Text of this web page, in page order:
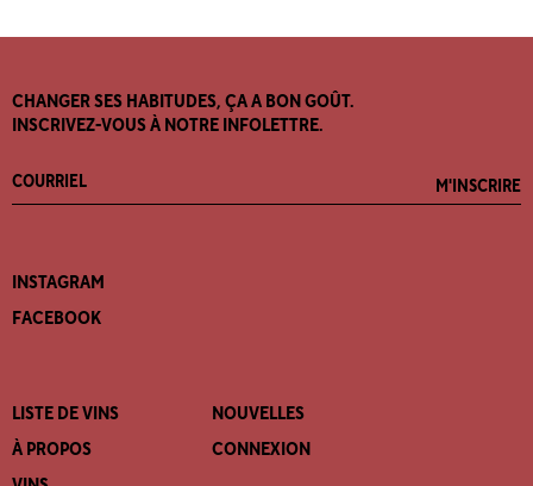
CHANGER SES HABITUDES, ÇA A BON GOÛT.
INSCRIVEZ-VOUS À NOTRE INFOLETTRE.
M'INSCRIRE
INSTAGRAM
FACEBOOK
LISTE DE VINS
À PROPOS
NOUVELLES
CONNEXION